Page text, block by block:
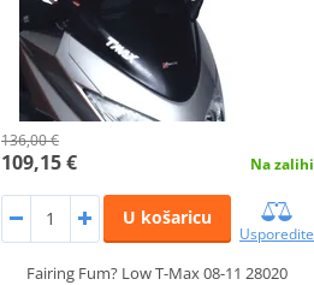
136,00 €
109,15 € Na zalihi
U košaricu
Usporedite
Fairing Fum? Low T-Max 08-11 28020